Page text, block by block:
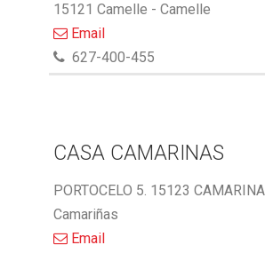
15121 Camelle - Camelle
Email
627-400-455
CASA CAMARINAS
PORTOCELO 5. 15123
Camariñas
Email